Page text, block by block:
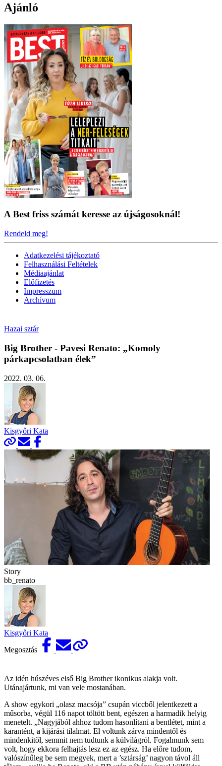
Ajánló
A Best friss számát keresse az újságosoknál!
Rendeld meg!
Adatkezelési tájékoztató
Felhasználási Feltételek
Médiaajánlat
Előfizetés
Impresszum
Archívum
Hazai sztár
Big Brother - Pavesi Renato: „Komoly
párkapcsolatban élek”
2022. 03. 06.
Kisgyőri Kata
Story
bb_renato
Kisgyőri Kata
Megosztás
Az idén húszéves első Big Brother ikonikus alakja volt.
Utánajártunk, mi van vele mostanában.
A show egykori „olasz macsója” csupán viccből jelentkezett a
műsorba, végül 116 napot töltött bent, egészen a harmadik helyig
menetelt. „Nagyjából ahhoz tudom hasonlítani a bentlétet, mint a
karantént, a kijárási tilalmat. El voltunk zárva mindentől és
mindenkitől, semmit nem tudtunk a külvilágról. Fogalmunk sem
volt, hogy ekkora felhajtás lesz ez az egész. Ha előre tudom,
valószínűleg be sem megyek, mert a ’sztárság’ nagyon távol áll